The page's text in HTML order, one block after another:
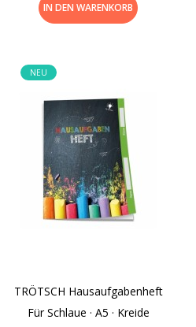
IN DEN WARENKORB
TRÖTSCH Hausaufgabenheft
Für Schlaue · A5 · Kreide
NEU